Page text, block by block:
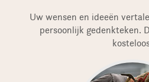
Uw wensen en ideeën
persoonlijk gedenkteken.